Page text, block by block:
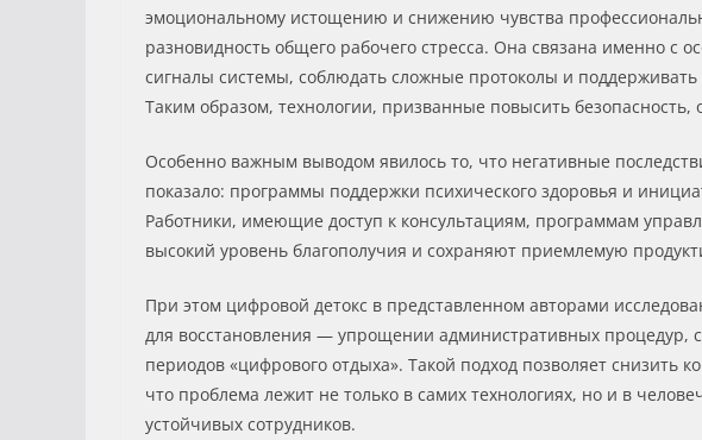
эмоциональному истощению и снижению чувства
разновидность общего рабочего стресса. Она связана именно с
сигналы системы, соблюдать сложные протоколы и
Таким образом, технологии, призванные повысить
Особенно важным выводом явилось то, что негативные
показало: программы поддержки психического здоровья и
Работники, имеющие доступ к консультациям, программам
высокий уровень благополучия и сохраняют приемлемую
При этом цифровой детокс в представленном авторами
для восстановления — упрощении административных процедур,
периодов «цифрового отдыха». Такой подход позволяет снизить
что проблема лежит не только в самих технологиях, но и в
устойчивых сотрудников.